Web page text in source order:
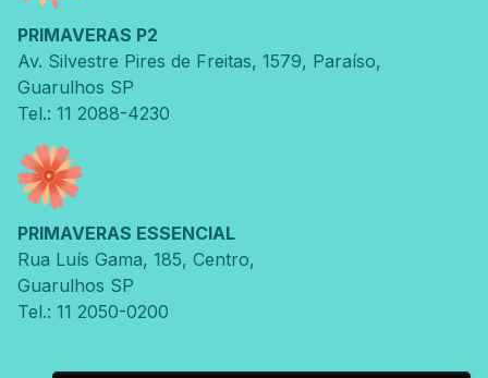
PRIMAVERAS P2
Av. Silvestre Pires de Freitas, 1579, Paraíso,
Guarulhos SP
Tel.: 11 2088-4230
PRIMAVERAS ESSENCIAL
Rua Luís Gama, 185, Centro,
Guarulhos SP
Tel.: 11 2050-0200